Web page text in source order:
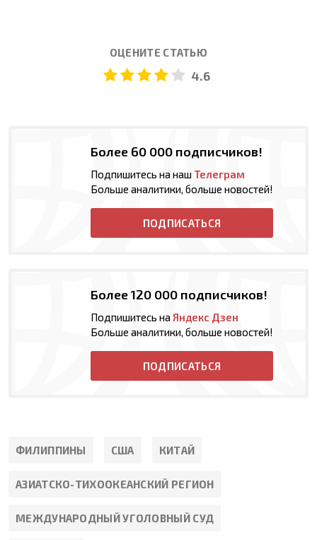
ОЦЕНИТЕ СТАТЬЮ
4.6
Более 60 000 подписчиков!
Подпишитесь на наш Телеграм
Больше аналитики, больше новостей!
ПОДПИСАТЬСЯ
Более 120 000 подписчиков!
Подпишитесь на Яндекс Дзен
Больше аналитики, больше новостей!
ПОДПИСАТЬСЯ
ФИЛИППИНЫ США КИТАЙ
АЗИАТСКО-ТИХООКЕАНСКИЙ РЕГИОН
МЕЖДУНАРОДНЫЙ УГОЛОВНЫЙ СУД